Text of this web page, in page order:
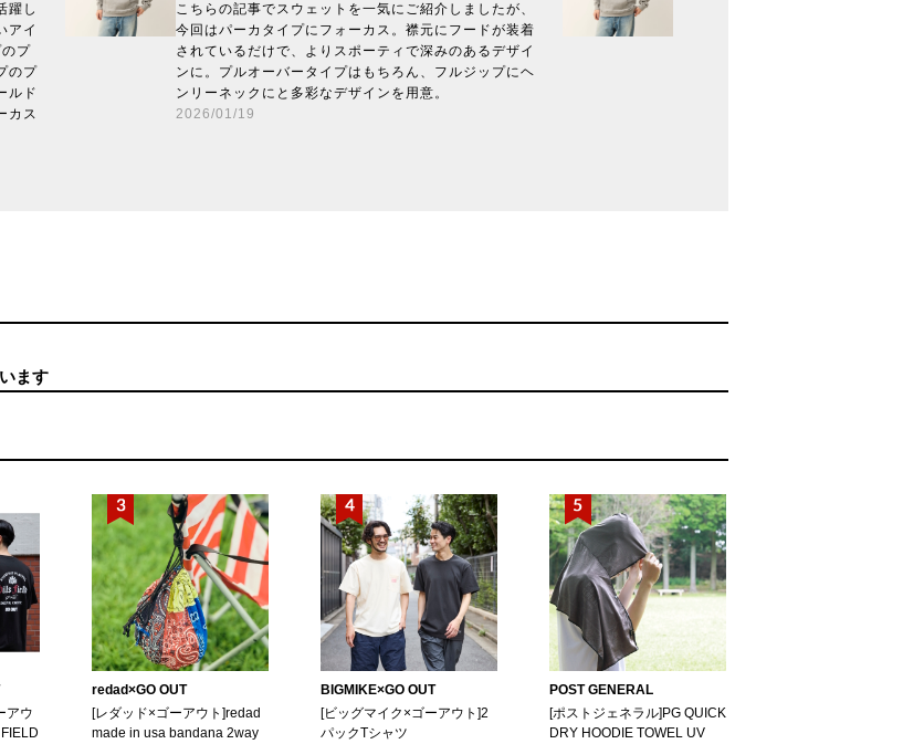
躍し
アイ
プ
のプ
ルド
カス
こちらの記事でスウェットを一気にご紹介しましたが、
今回はパーカタイプにフォーカス。襟元にフードが装着
されているだけで、よりスポーティで深みのあるデザイ
ンに。プルオーバータイプはもちろん、フルジップにヘ
ンリーネックにと多彩なデザインを用意。
2026/01/19
ます
アウ
redad×GO OUT
[レダッド×ゴーアウト]redad
made in usa bandana 2way
BIGMIKE×GO OUT
[ビッグマイク×ゴーアウト]2
パックTシャツ
POST GENERAL
[ポストジェネラル]PG QUICK
DRY HOODIE TOWEL UV